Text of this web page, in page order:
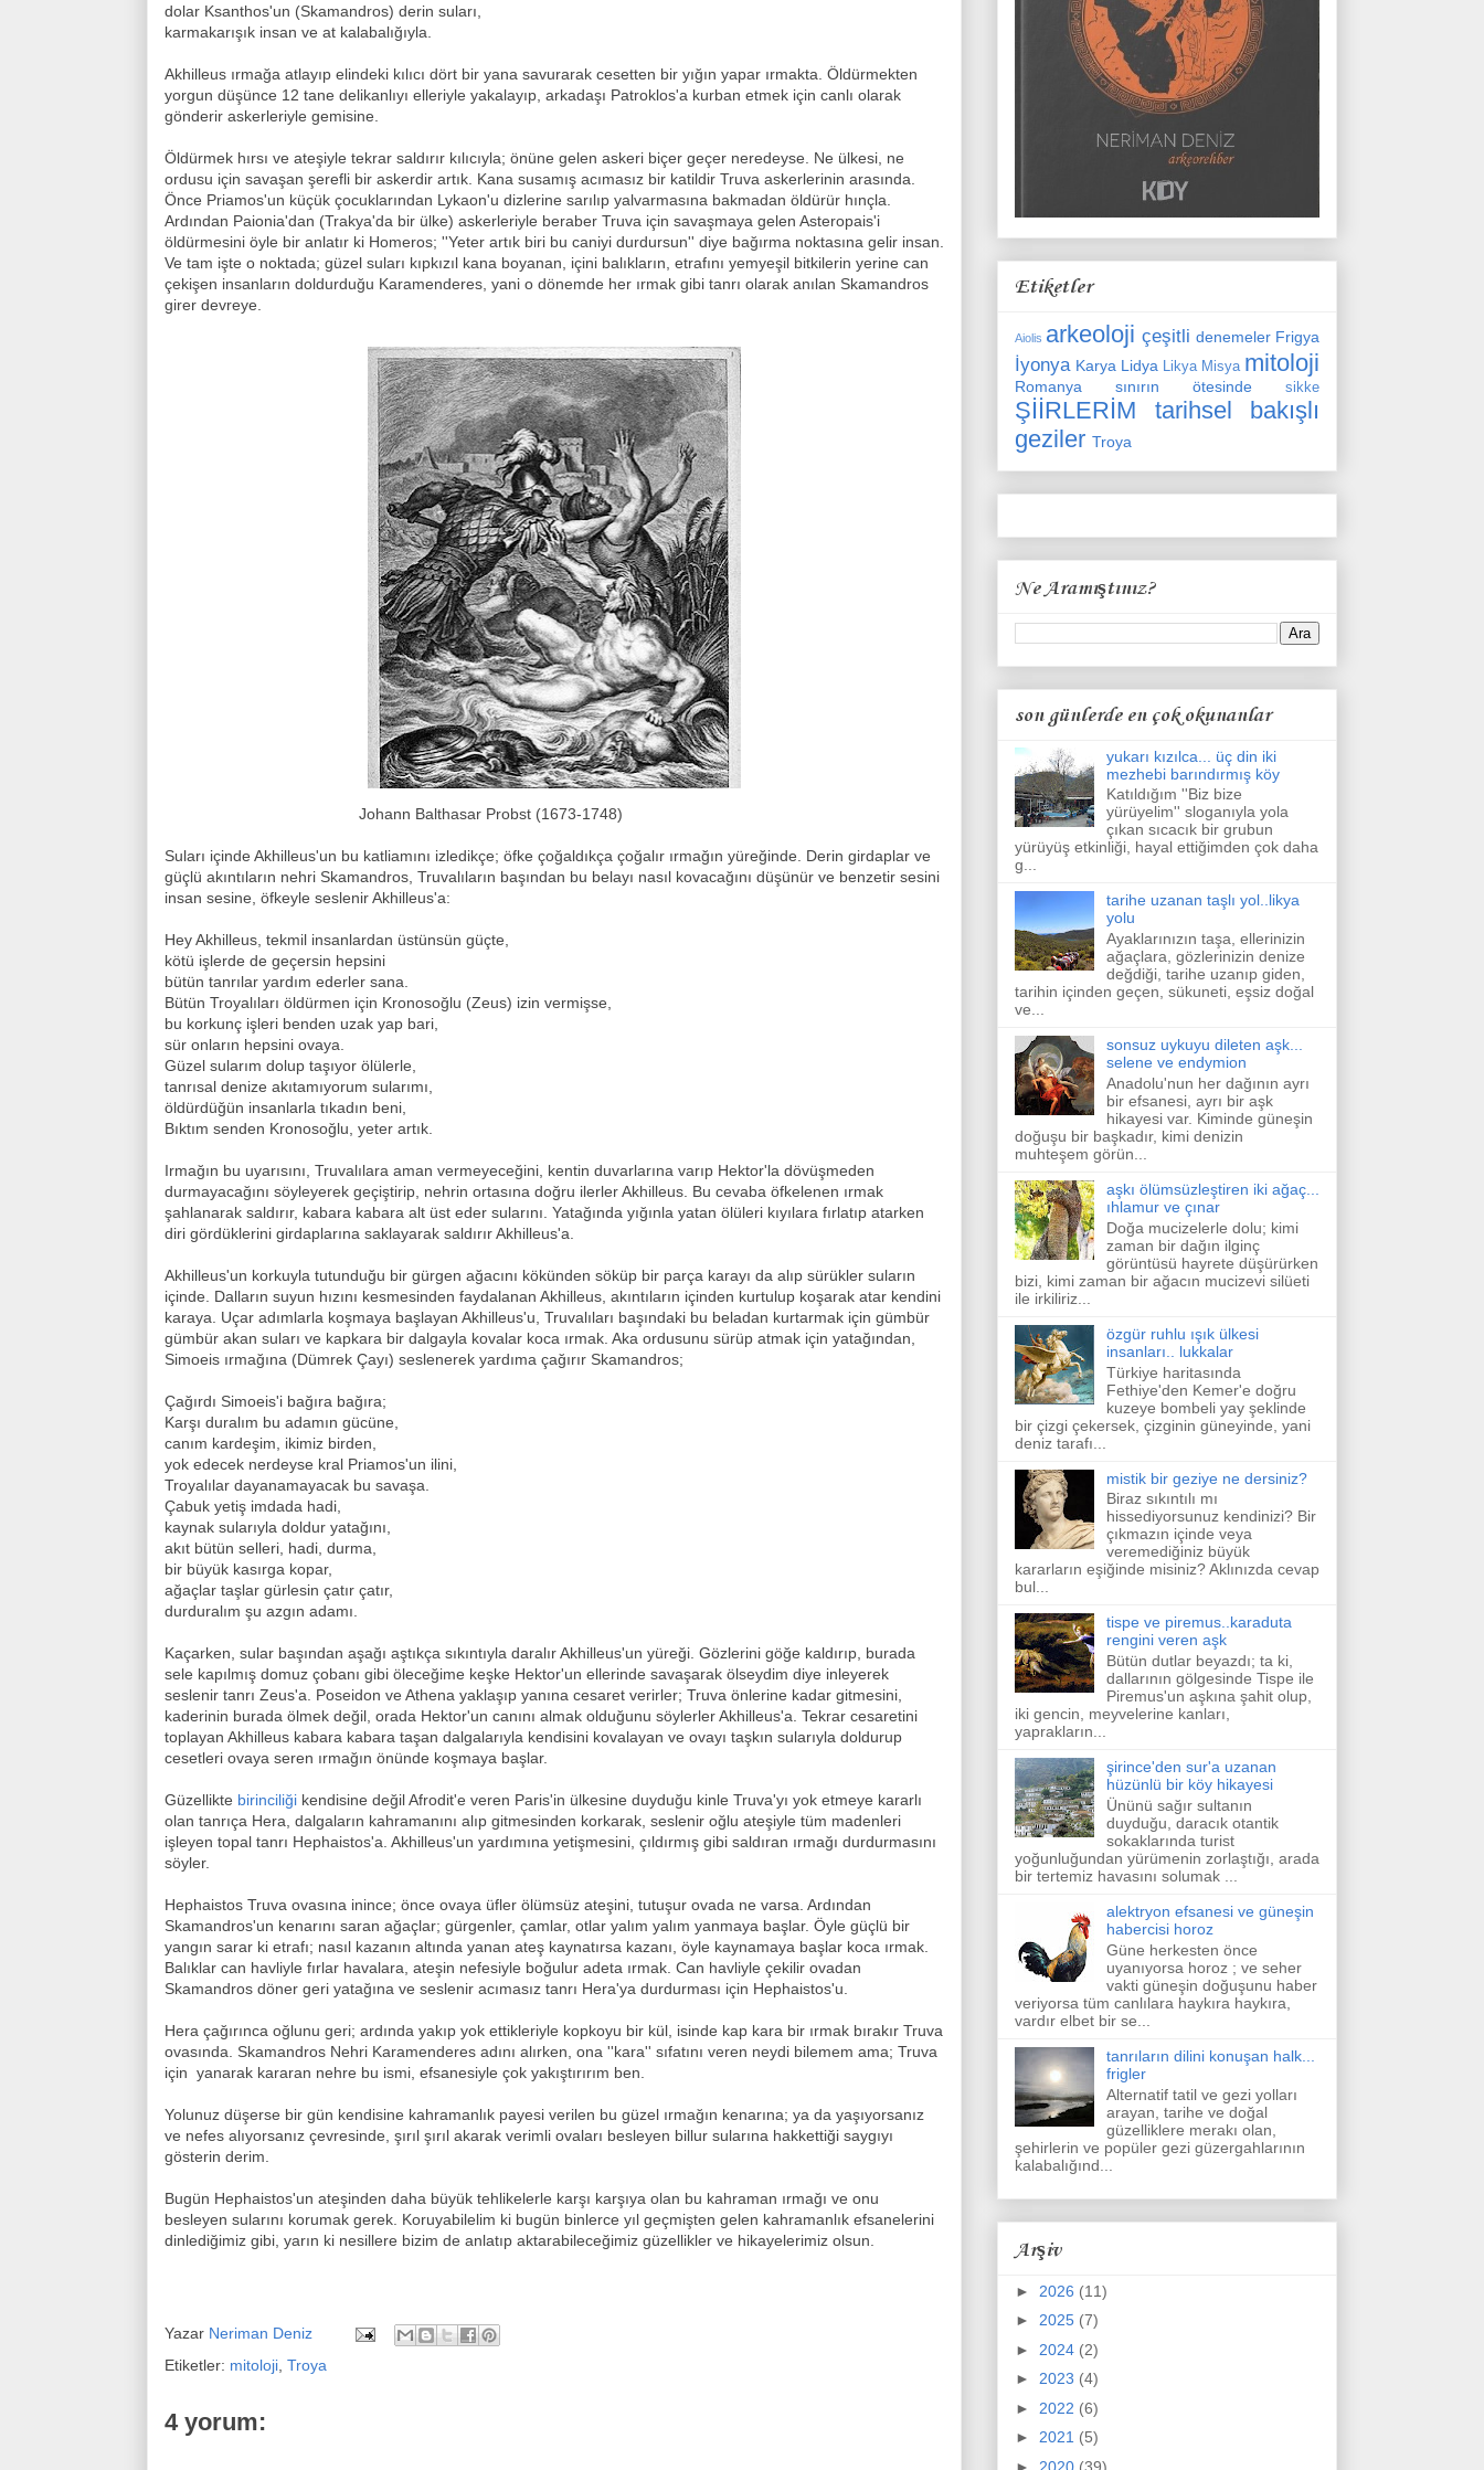
dolar Ksanthos'un (Skamandros) derin suları,
karmakarışık insan ve at kalabalığıyla.
Akhilleus ırmağa atlayıp elindeki kılıcı dört bir yana savurarak cesetten bir yığın yapar ırmakta. Öldürmekten
yorgun düşünce 12 tane delikanlıyı elleriyle yakalayıp, arkadaşı Patroklos'a kurban etmek için canlı olarak
gönderir askerleriyle gemisine.
Öldürmek hırsı ve ateşiyle tekrar saldırır kılıcıyla; önüne gelen askeri biçer geçer neredeyse. Ne ülkesi, ne
ordusu için savaşan şerefli bir askerdir artık. Kana susamış acımasız bir katildir Truva askerlerinin arasında.
Önce Priamos'un küçük çocuklarından Lykaon'u dizlerine sarılıp yalvarmasına bakmadan öldürür hınçla.
Ardından Paionia'dan (Trakya'da bir ülke) askerleriyle beraber Truva için savaşmaya gelen Asteropais'i
öldürmesini öyle bir anlatır ki Homeros; ''Yeter artık biri bu caniyi durdursun'' diye bağırma noktasına gelir insan.
Ve tam işte o noktada; güzel suları kıpkızıl kana boyanan, içini balıkların, etrafını yemyeşil bitkilerin yerine can
çekişen insanların doldurduğu Karamenderes, yani o dönemde her ırmak gibi tanrı olarak anılan Skamandros
girer devreye.
Johann Balthasar Probst (1673-1748)
Suları içinde Akhilleus'un bu katliamını izledikçe; öfke çoğaldıkça çoğalır ırmağın yüreğinde. Derin girdaplar ve
güçlü akıntıların nehri Skamandros, Truvalıların başından bu belayı nasıl kovacağını düşünür ve benzetir sesini
insan sesine, öfkeyle seslenir Akhilleus'a:
Hey Akhilleus, tekmil insanlardan üstünsün güçte,
kötü işlerde de geçersin hepsini
bütün tanrılar yardım ederler sana.
Bütün Troyalıları öldürmen için Kronosoğlu (Zeus) izin vermişse,
bu korkunç işleri benden uzak yap bari,
sür onların hepsini ovaya.
Güzel sularım dolup taşıyor ölülerle,
tanrısal denize akıtamıyorum sularımı,
öldürdüğün insanlarla tıkadın beni,
Bıktım senden Kronosoğlu, yeter artık.
Irmağın bu uyarısını, Truvalılara aman vermeyeceğini, kentin duvarlarına varıp Hektor'la dövüşmeden
durmayacağını söyleyerek geçiştirip, nehrin ortasına doğru ilerler Akhilleus. Bu cevaba öfkelenen ırmak
şahlanarak saldırır, kabara kabara alt üst eder sularını. Yatağında yığınla yatan ölüleri kıyılara fırlatıp atarken
diri gördüklerini girdaplarına saklayarak saldırır Akhilleus'a.
Akhilleus'un korkuyla tutunduğu bir gürgen ağacını kökünden söküp bir parça karayı da alıp sürükler suların
içinde. Dalların suyun hızını kesmesinden faydalanan Akhilleus, akıntıların içinden kurtulup koşarak atar kendini
karaya. Uçar adımlarla koşmaya başlayan Akhilleus'u, Truvalıları başındaki bu beladan kurtarmak için gümbür
gümbür akan suları ve kapkara bir dalgayla kovalar koca ırmak. Aka ordusunu sürüp atmak için yatağından,
Simoeis ırmağına (Dümrek Çayı) seslenerek yardıma çağırır Skamandros;
Çağırdı Simoeis'i bağıra bağıra;
Karşı duralım bu adamın gücüne,
canım kardeşim, ikimiz birden,
yok edecek nerdeyse kral Priamos'un ilini,
Troyalılar dayanamayacak bu savaşa.
Çabuk yetiş imdada hadi,
kaynak sularıyla doldur yatağını,
akıt bütün selleri, hadi, durma,
bir büyük kasırga kopar,
ağaçlar taşlar gürlesin çatır çatır,
durduralım şu azgın adamı.
Kaçarken, sular başından aşağı aştıkça sıkıntıyla daralır Akhilleus'un yüreği. Gözlerini göğe kaldırıp, burada
sele kapılmış domuz çobanı gibi öleceğime keşke Hektor'un ellerinde savaşarak ölseydim diye inleyerek
seslenir tanrı Zeus'a. Poseidon ve Athena yaklaşıp yanına cesaret verirler; Truva önlerine kadar gitmesini,
kaderinin burada ölmek değil, orada Hektor'un canını almak olduğunu söylerler Akhilleus'a. Tekrar cesaretini
toplayan Akhilleus kabara kabara taşan dalgalarıyla kendisini kovalayan ve ovayı taşkın sularıyla doldurup
cesetleri ovaya seren ırmağın önünde koşmaya başlar.
Güzellikte birinciliği kendisine değil Afrodit'e veren Paris'in ülkesine duyduğu kinle Truva'yı yok etmeye kararlı
olan tanrıça Hera, dalgaların kahramanını alıp gitmesinden korkarak, seslenir oğlu ateşiyle tüm madenleri
işleyen topal tanrı Hephaistos'a. Akhilleus'un yardımına yetişmesini, çıldırmış gibi saldıran ırmağı durdurmasını
söyler.
Hephaistos Truva ovasına inince; önce ovaya üfler ölümsüz ateşini, tutuşur ovada ne varsa. Ardından
Skamandros'un kenarını saran ağaçlar; gürgenler, çamlar, otlar yalım yalım yanmaya başlar. Öyle güçlü bir
yangın sarar ki etrafı; nasıl kazanın altında yanan ateş kaynatırsa kazanı, öyle kaynamaya başlar koca ırmak.
Balıklar can havliyle fırlar havalara, ateşin nefesiyle boğulur adeta ırmak. Can havliyle çekilir ovadan
Skamandros döner geri yatağına ve seslenir acımasız tanrı Hera'ya durdurması için Hephaistos'u.
Hera çağırınca oğlunu geri; ardında yakıp yok ettikleriyle kopkoyu bir kül, isinde kap kara bir ırmak bırakır Truva
ovasında. Skamandros Nehri Karamenderes adını alırken, ona ''kara'' sıfatını veren neydi bilemem ama; Truva
için yanarak kararan nehre bu ismi, efsanesiyle çok yakıştırırım ben.
Yolunuz düşerse bir gün kendisine kahramanlık payesi verilen bu güzel ırmağın kenarına; ya da yaşıyorsanız
ve nefes alıyorsanız çevresinde, şırıl şırıl akarak verimli ovaları besleyen billur sularına hakkettiği saygıyı
gösterin derim.
Bugün Hephaistos'un ateşinden daha büyük tehlikelerle karşı karşıya olan bu kahraman ırmağı ve onu
besleyen sularını korumak gerek. Koruyabilelim ki bugün binlerce yıl geçmişten gelen kahramanlık efsanelerini
dinlediğimiz gibi, yarın ki nesillere bizim de anlatıp aktarabileceğimiz güzellikler ve hikayelerimiz olsun.
Yazar Neriman Deniz
Etiketler: mitoloji Troya
4 yorum:
Etiketler
Aiolis arkeoloji çeşitli denemeler Frigya
İyonya Karya Lidya Likya Misya mitoloji
Romanya sınırın ötesinde sikke
ŞİİRLERİM
tarihsel bakışlı
geziler Troya
Ne Aramıştınız?
son günlerde en çok okunanlar
yukarı kızılca... üç din iki
mezhebi barındırmış köy
Katıldığım ''Biz bize
yürüyelim'' sloganıyla yola
çıkan sıcacık bir grubun
yürüyüş etkinliği, hayal ettiğimden çok daha
g...
tarihe uzanan taşlı yol..likya
yolu
Ayaklarınızın taşa, ellerinizin
ağaçlara, gözlerinizin denize
değdiği, tarihe uzanıp giden,
tarihin içinden geçen, sükuneti, eşsiz doğal
ve...
sonsuz uykuyu dileten aşk...
selene ve endymion
Anadolu'nun her dağının ayrı
bir efsanesi, ayrı bir aşk
hikayesi var. Kiminde güneşin
doğuşu bir başkadır, kimi denizin
muhteşem görün...
aşkı ölümsüzleştiren iki ağaç...
ıhlamur ve çınar
Doğa mucizelerle dolu; kimi
zaman bir dağın ilginç
görüntüsü hayrete düşürürken
bizi, kimi zaman bir ağacın mucizevi silüeti
ile irkiliriz...
özgür ruhlu ışık ülkesi
insanları.. lukkalar
Türkiye haritasında
Fethiye'den Kemer'e doğru
kuzeye bombeli yay şeklinde
bir çizgi çekersek, çizginin güneyinde, yani
deniz tarafı...
mistik bir geziye ne dersiniz?
Biraz sıkıntılı mı
hissediyorsunuz kendinizi? Bir
çıkmazın içinde veya
veremediğiniz büyük
kararların eşiğinde misiniz? Aklınızda cevap
bul...
tispe ve piremus..karaduta
rengini veren aşk
Bütün dutlar beyazdı; ta ki,
dallarının gölgesinde Tispe ile
Piremus'un aşkına şahit olup,
iki gencin, meyvelerine kanları,
yaprakların...
şirince'den sur'a uzanan
hüzünlü bir köy hikayesi
Ününü sağır sultanın
duyduğu, daracık otantik
sokaklarında turist
yoğunluğundan yürümenin zorlaştığı, arada
bir tertemiz havasını solumak ...
alektryon efsanesi ve güneşin
habercisi horoz
Güne herkesten önce
uyanıyorsa horoz ; ve seher
vakti güneşin doğuşunu haber
veriyorsa tüm canlılara haykıra haykıra,
vardır elbet bir se...
tanrıların dilini konuşan halk...
frigler
Alternatif tatil ve gezi yolları
arayan, tarihe ve doğal
güzelliklere merakı olan,
şehirlerin ve popüler gezi güzergahlarının
kalabalığınd...
Arşiv
► 2026 (11)
► 2025 (7)
► 2024 (2)
► 2023 (4)
► 2022 (6)
► 2021 (5)
► 2020 (39)